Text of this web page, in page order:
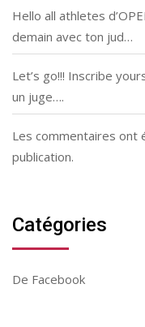
Hello all athletes
demain avec ton jud…
Let’s go!!! Inscribe
un juge….
Les commentaires
publication.
Catégories
De Facebook